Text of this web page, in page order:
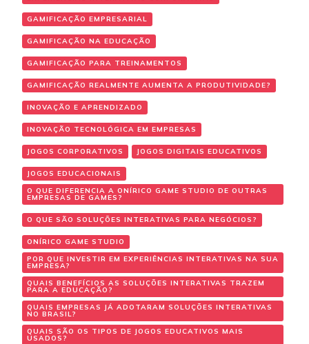
GAMIFICAÇÃO EMPRESARIAL
GAMIFICAÇÃO NA EDUCAÇÃO
GAMIFICAÇÃO PARA TREINAMENTOS
GAMIFICAÇÃO REALMENTE AUMENTA A PRODUTIVIDADE?
INOVAÇÃO E APRENDIZADO
INOVAÇÃO TECNOLÓGICA EM EMPRESAS
JOGOS CORPORATIVOS JOGOS DIGITAIS EDUCATIVOS
JOGOS EDUCACIONAIS
O QUE DIFERENCIA A ONÍRICO GAME STUDIO DE OUTRAS
EMPRESAS DE GAMES?
O QUE SÃO SOLUÇÕES INTERATIVAS PARA NEGÓCIOS?
ONÍRICO GAME STUDIO
POR QUE INVESTIR EM EXPERIÊNCIAS INTERATIVAS NA SUA
EMPRESA?
QUAIS BENEFÍCIOS AS SOLUÇÕES INTERATIVAS TRAZEM
PARA A EDUCAÇÃO?
QUAIS EMPRESAS JÁ ADOTARAM SOLUÇÕES INTERATIVAS
NO BRASIL?
QUAIS SÃO OS TIPOS DE JOGOS EDUCATIVOS MAIS
USADOS?